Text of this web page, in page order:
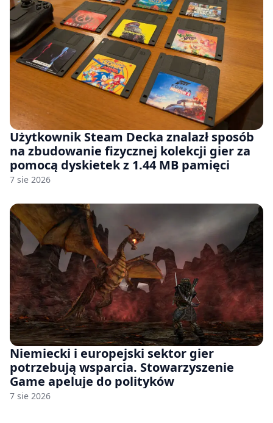
Użytkownik Steam Decka znalazł sposób
na zbudowanie fizycznej kolekcji gier za
pomocą dyskietek z 1.44 MB pamięci
7 sie 2026
Niemiecki i europejski sektor gier
potrzebują wsparcia. Stowarzyszenie
Game apeluje do polityków
7 sie 2026